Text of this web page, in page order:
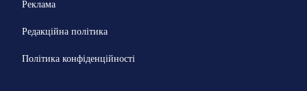
Реклама
Редакційна політика
Політика конфіденційності